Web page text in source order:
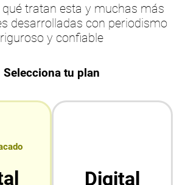
qué tratan esta y muchas más
desarrolladas con periodismo
riguroso y confiable
Selecciona tu plan
Digital